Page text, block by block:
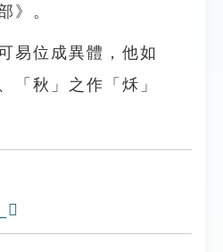
》。
易位成異體，他如
「秋」之作「秌」